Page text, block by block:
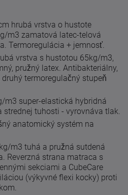
hrubá vrstva o hustote
m3 zamatová latec-telová
Termoregulácia + jemnosť.
vrstva s hustotou 65kg/m3,
pružný latex. Antibakteriálny,
druhý termoregulačný stupeň
m3 super-elastická hybridná
strednej tuhosti - vyrovnáva tlak.
anatomický systém na
m3 tuhá a pružná sutdená
Reverzná strana matraca s
sekciami a CubeCare
(výkyvné flexi kocky) proti